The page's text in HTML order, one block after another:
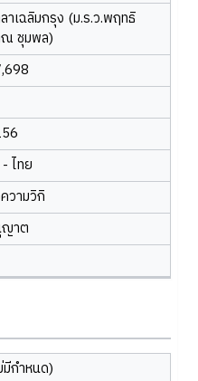
าเฉลิมกรุง (ม.ร.ว.พฤทธิ
ชุมพล)
ไทย
วามวิกิ
าต
กำหนด)